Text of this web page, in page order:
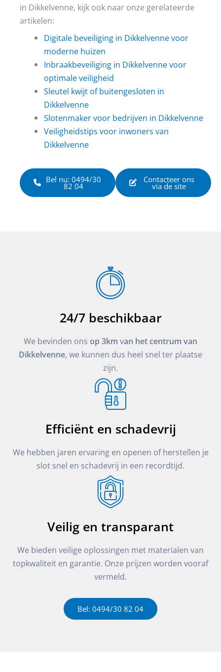
in Dikkelvenne, kijk ook naar onze gerelateerde
artikelen:
Digitale beveiliging in Dikkelvenne voor
moderne huizen
Inbraakbeveiliging in Dikkelvenne voor
optimale veiligheid
Sleutel kwijt of buitengesloten in
Dikkelvenne
Slotenmaker voor bedrijven in Dikkelvenne
Veiligheidstips voor inwoners van
Dikkelvenne
Bel nu: 0494/30
82 04
Contacteer ons
via de site
24/7 beschikbaar
We bevinden ons op 3km van het centrum van
Dikkelvenne, we kunnen dus heel snel ter plaatse
zijn.
Efficiënt en schadevrij
We hebben jaren ervaring en openen of herstellen je
slot snel en schadevrij in een recordtijd.
Veilig en transparant
We bieden veilige oplossingen met materialen van
topkwaliteit en garantie. Onze prijzen worden vooraf
vermeld.
Bel: 0494/30 82 04